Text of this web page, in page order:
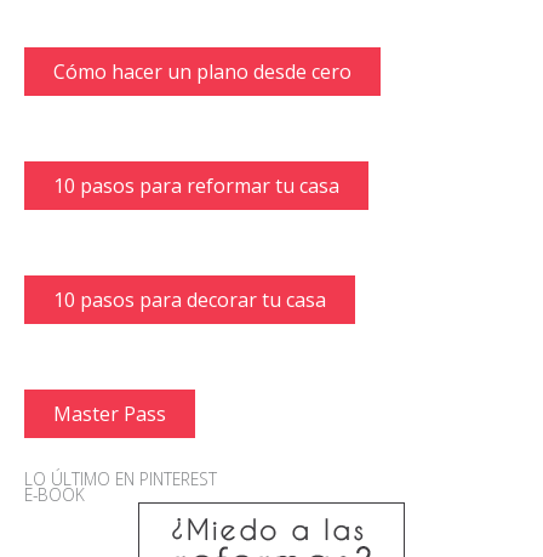
Cómo hacer un plano desde cero
10 pasos para reformar tu casa
10 pasos para decorar tu casa
Master Pass
LO ÚLTIMO EN PINTEREST
E-BOOK